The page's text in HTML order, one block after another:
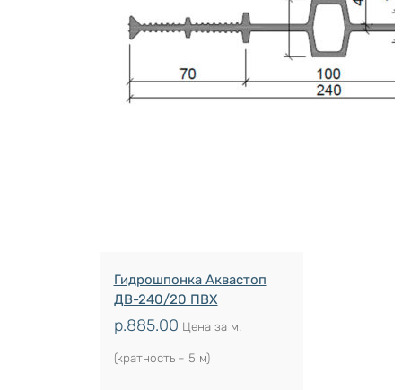
Гидрошпонка Аквастоп
ДВ-240/20 ПВХ
р.885.00 Цена за м.
(кратность - 5 м)